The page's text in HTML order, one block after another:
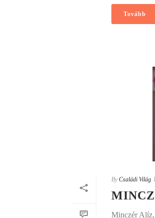
Tovább
By Családi Világ
Minczér Alíz,